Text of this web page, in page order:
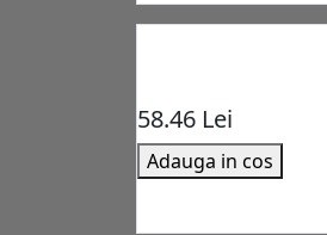
58.46 Lei
Adauga in cos